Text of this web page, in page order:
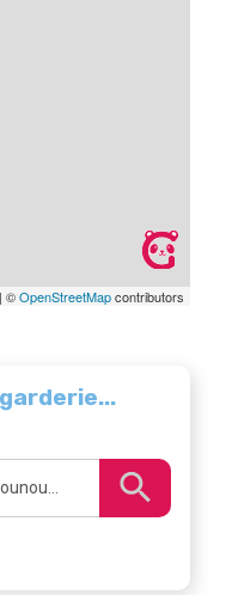
| ©OpenStreetMapcontributors